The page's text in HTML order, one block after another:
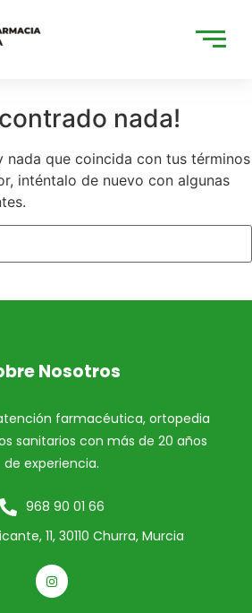
nada!
nada que coincida con tus términos
inténtalo de nuevo con algunas
Nosotros
farmacéutica, ortopedia
sanitarios con más de 20 años
de experiencia.
968 90 01 66
11, 30110 Churra, Murcia